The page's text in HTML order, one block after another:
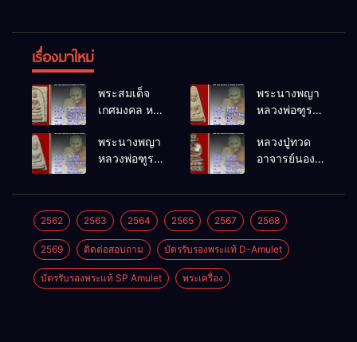
เรื่องมาใหม่
พระสมเด็จ
เกศมงคล หล
โพธิ์นิมิตร
พ.ศ.2512
พระนางพญา
หลวงพ่อฑูรย์
พ.ศ.2512
พระนางพญา
หลวงพ่อฑูรย์
พ.ศ.2512
หลวงปู่ทวด
อาจารย์นอง
พ.ศ.2541
2562 2563 2564 2565 2567 2568
2569 ติดต่อสอบถาม บัตรรับรองพระแท้ D-Amulet
บัตรรับรองพระแท้ SP Amulet พระเครื่อง